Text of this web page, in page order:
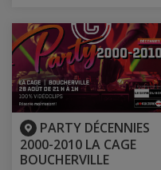
PARTY DÉCENNIES
2000-2010 LA CAGE
BOUCHERVILLE